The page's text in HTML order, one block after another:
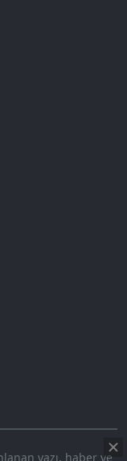
yazı, haber ve